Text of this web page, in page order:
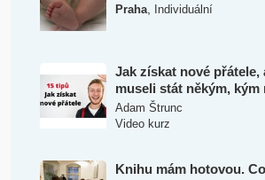
Praha, Individuální
Jak získat nové přátele,
museli stát někým, kým
Adam Štrunc
Video kurz
Knihu mám hotovou.